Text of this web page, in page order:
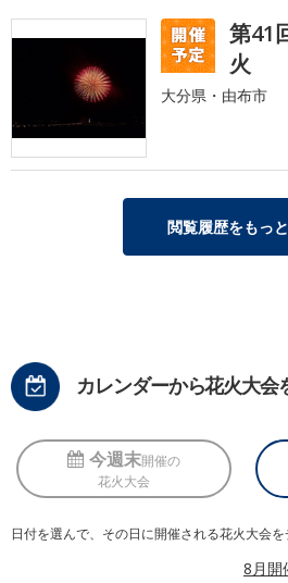
第41
火
大分県・由布市
閲覧履歴をもっ
カレンダーから花火大会
今週末開催の
花火大会
日付を選んで、その日に開催される花火大会を
8月開